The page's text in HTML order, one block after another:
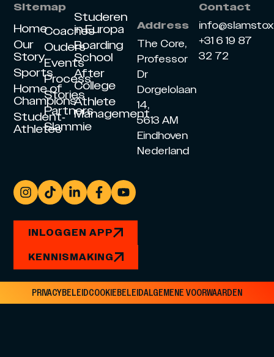
Sitemap
Home
Our
Story
Sports
Home of
Champions
Student-
Athletes
Coaches
Ouders
Events
Process
Stories
Partners
Slammie
Studeren
in Europa
Boarding
School
After
College
Athlete
Management
Address
The Core,
Professor
Dr
Dorgelolaan
14,
5613 AM
Eindhoven
Nederland
Contact
+31 6 19 87
32 72
INLOGGEN APP
KENNISMAKING
PRIVACYBELEIDCOOKIEBELEIDALGEMENE VOORWAARDEN